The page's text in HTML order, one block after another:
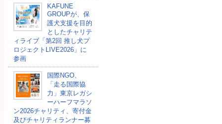
KAFUNE
GROUPが、保
護犬支援を目的
としたチャリテ
ィライブ「第2回 推し犬プ
ロジェクトLIVE2026」に
参画
国際NGO、
「走る国際協
力」東京レガシ
ーハーフマラソ
ン2026チャリティ、寄付金
及びチャリティランナー募